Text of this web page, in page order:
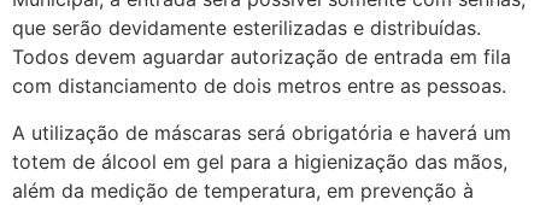
que serão devidamente esterilizadas e distribuídas.
Todos devem aguardar autorização de entrada em fila
com distanciamento de dois metros entre as pessoas.
A utilização de máscaras será obrigatória e haverá um
totem de álcool em gel para a higienização das mãos,
além da medição de temperatura, em prevenção à